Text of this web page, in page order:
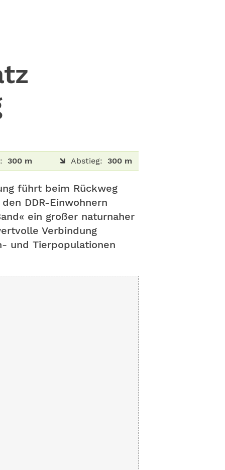
300 m Abstieg: 300 m
führt beim Rückweg
DDR-Einwohnern
ein großer naturnaher
Verbindung
und Tierpopulationen